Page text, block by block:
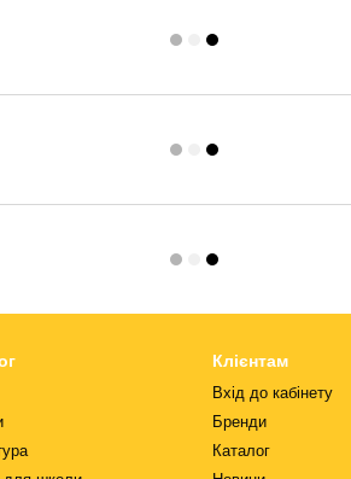
Клієнтам
Вхід до кабінету
Бренди
Каталог